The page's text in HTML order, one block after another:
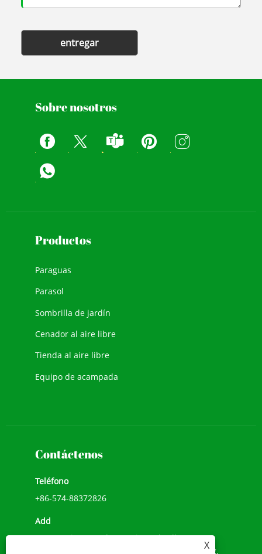
entregar
Sobre nosotros
Productos
Paraguas
Parasol
Sombrilla de jardín
Cenador al aire libre
Tienda al aire libre
Equipo de acampada
Contáctenos
Teléfono
+86-574-88372826
Add
No.518, Li He Road, Songxia Umbrella Town,
Shanghai, Shaoxing City, Provincia de Zhejiang,
X